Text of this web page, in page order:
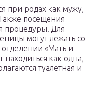
при родах как мужу,
посещения
процедуры. Для
могут лежать со
«Мать и
находиться как одна,
туалетная и